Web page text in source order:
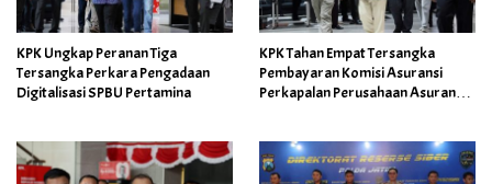
KPK Ungkap Peranan Tiga
Tersangka Perkara Pengadaan
Digitalisasi SPBU Pertamina
KPK Tahan Empat Tersangka
Pembayaran Komisi Asuransi
Perkapalan Perusahaan Asuransi